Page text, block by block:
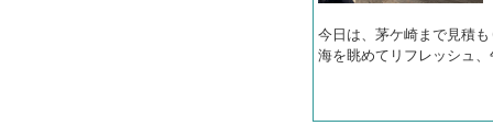
今日は、茅ケ崎まで見積も
海を眺めてリフレッシュ